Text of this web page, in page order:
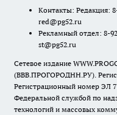
Контакты: Редакция:
red@pg52.ru
Рекламный отдел: 8-
st@pg52.ru
Сетевое издание
(ВВВ.ПРОГОРОДНН.РУ).
Регистрационный номер ЭЛ
Федеральной службой по
технологий и массовых